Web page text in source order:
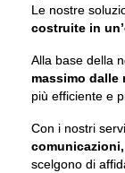
Le nostre
costruite in
Alla base della
massimo
più efficiente e
Con i nostri
scelgono di